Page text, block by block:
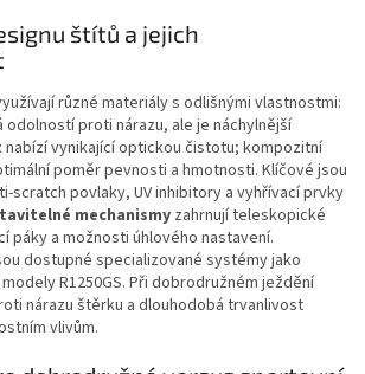
štítů a jejich
různé materiály s odlišnými vlastnostmi:
odolností proti nárazu, ale je náchylnější
nabízí vynikající optickou čistotu; kompozitní
poměr pevnosti a hmotnosti. Klíčové jsou
scratch povlaky, UV inhibitory a vyhřívací prvky
mechanismy zahrnují teleskopické
páky a možnosti úhlového nastavení.
dostupné specializované systémy jako
R1250GS. Při dobrodružném ježdění
nárazu štěrku a dlouhodobá trvanlivost
vlivům.